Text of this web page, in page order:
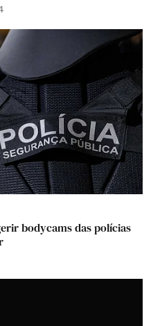
bodycams das polícias